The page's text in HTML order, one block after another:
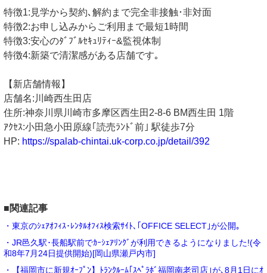
特徴1:見学から契約､解約まで完全非接触･非対面
特徴2:お申し込みからご利用まで最短1時間
特徴3:安心のﾀﾞﾌﾞﾙｾｷｭﾘﾃｨｰ&監視体制
特徴4:新築で清潔感がある店舗です｡
【新店舗情報】
店舗名:川崎西生田店
住所:神奈川県川崎市多摩区西生田2-8-6 BM西生田 1階
ｱｸｾｽ:小田急小田原線｢読売ﾗﾝﾄﾞ前｣ 駅徒歩7分
HP: https://spalab-chintai.uk-corp.co.jp/detail/392
■関連記事
・東京のｼｪｱｵﾌｨｽ･ﾚﾝﾀﾙｵﾌｨｽ検索ｻｲﾄ､｢OFFICE SELECT｣が公開｡
・JR邑久駅･長船駅前でｶｰｼｪｱﾘﾝｸﾞが利用できるようになりました!(令
和8年7月24日提供開始)[岡山県瀬戸内市]
・【福岡市に新規ｵｰﾌﾟﾝ】ﾄﾗﾝｸﾙｰﾑ｢ｽﾍﾟﾗﾎﾞ福岡南老司店｣が､8月1日にｵ